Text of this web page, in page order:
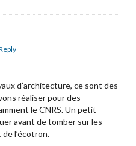
d’architecture, ce sont des
réaliser pour des
le CNRS. Un petit
avant de tomber sur les
l’écotron.